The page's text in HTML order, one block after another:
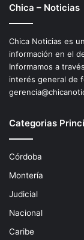
Chica – Noticias
Chica Noticias es
información en el
Informamos a
interés general de
Categorias
Córdoba
Montería
Judicial
Nacional
Caribe